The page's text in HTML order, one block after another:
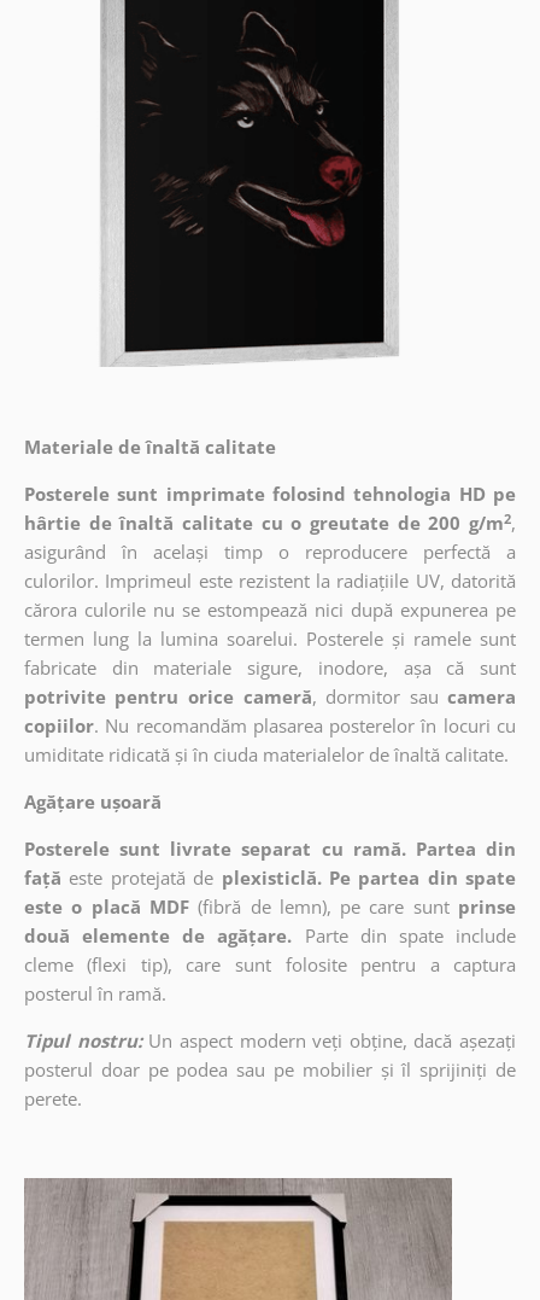
Materiale de înaltă calitate
Posterele sunt imprimate folosind tehnologia HD pe
hârtie de înaltă calitate cu o greutate de 200 g/m2,
asigurând în același timp o reproducere perfectă a
culorilor. Imprimeul este rezistent la radiațiile UV, datorită
cărora culorile nu se estompează nici după expunerea pe
termen lung la lumina soarelui. Posterele și ramele sunt
fabricate din materiale sigure, inodore, așa că sunt
potrivite pentru orice cameră, dormitor sau camera
copiilor. Nu recomandăm plasarea posterelor în locuri cu
umiditate ridicată și în ciuda materialelor de înaltă calitate.
Agățare ușoară
Posterele sunt livrate separat cu ramă. Partea din
față este protejată de plexisticlă. Pe partea din spate
este o placă MDF (fibră de lemn), pe care sunt prinse
două elemente de agățare. Parte din spate include
cleme (flexi tip), care sunt folosite pentru a captura
posterul în ramă.
Tipul nostru: Un aspect modern veți obține, dacă așezați
posterul doar pe podea sau pe mobilier și îl sprijiniți de
perete.